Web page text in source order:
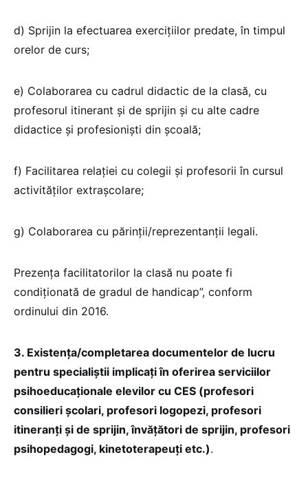
d) Sprijin la efectuarea exercițiilor predate, în timpul
orelor de curs;
e) Colaborarea cu cadrul didactic de la clasă, cu
profesorul itinerant și de sprijin și cu alte cadre
didactice și profesioniști din școală;
f) Facilitarea relației cu colegii și profesorii în cursul
activităților extrașcolare;
g) Colaborarea cu părinții/reprezentanții legali.
Prezența facilitatorilor la clasă nu poate fi
condiționată de gradul de handicap”, conform
ordinului din 2016.
3. Existența/completarea documentelor de lucru
pentru specialiștii implicați în oferirea serviciilor
psihoeducaționale elevilor cu CES (profesori
consilieri școlari, profesori logopezi, profesori
itineranți și de sprijin, învățători de sprijin, profesori
psihopedagogi, kinetoterapeuți etc.).